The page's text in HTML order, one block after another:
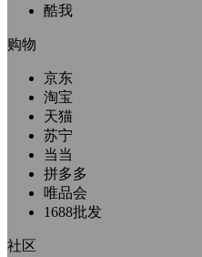
酷我
购物
京东
淘宝
天猫
苏宁
当当
拼多多
唯品会
1688批发
社区